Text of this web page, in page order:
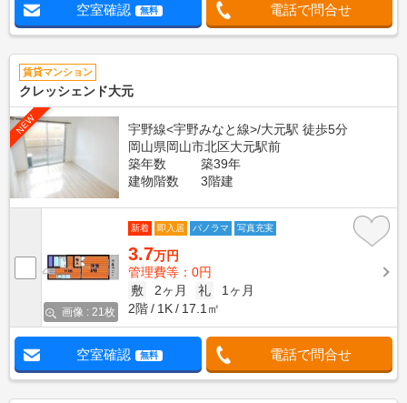
空室確認 無料 電話で問合せ
賃貸マンション
クレッシェンド大元
NEW
宇野線<宇野みなと線>/大元駅 徒歩5分
岡山県岡山市北区大元駅前
築年数
築39年
建物階数
3階建
画像 : 21枚
新着 即入居 パノラマ 写真充実
3.7万円
管理費等：0円
敷
2ヶ月 礼
1ヶ月
2階
1K 17.1㎡
空室確認 無料 電話で問合せ